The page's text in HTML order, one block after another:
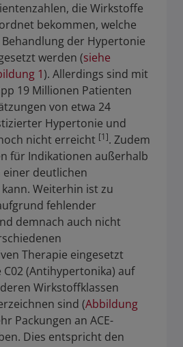
die Wirkstoffe
bekommen, welche
der Hypertonie
werden (siehe
1). Allerdings sind mit
19 Millionen Patienten
von etwa 24
Hypertonie und
nicht erreicht [1]. Zudem
für Indikationen außerhalb
deutlichen
Weiterhin ist zu
fehlender
demnach auch nicht
Therapie eingesetzt
(Antihypertonika) auf
Wirkstoffklassen
sind (Abbildung
Packungen an ACE-
Dies entspricht den